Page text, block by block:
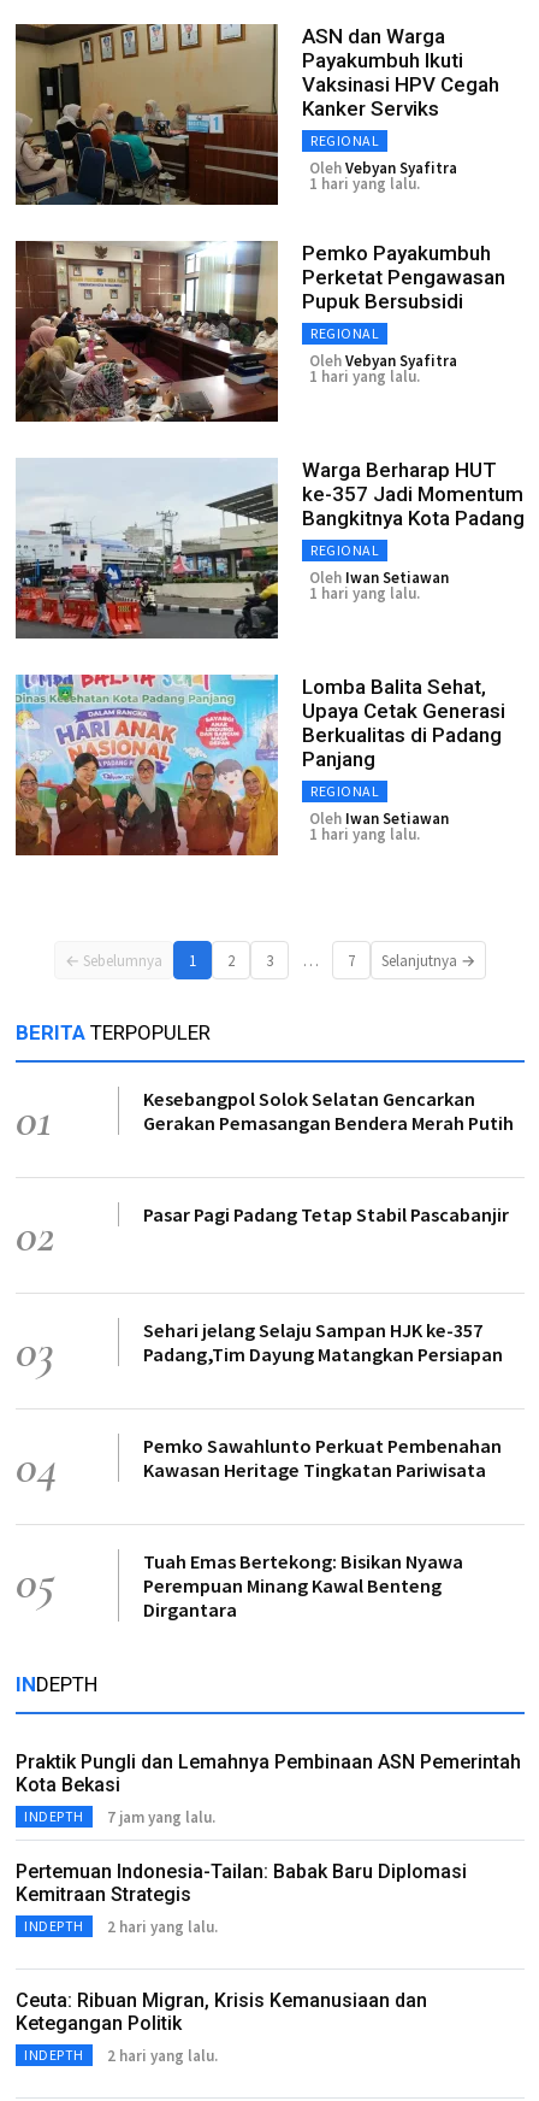
ASN dan Warga
Payakumbuh Ikuti
Vaksinasi HPV Cegah
Kanker Serviks
REGIONAL
OlehVebyan Syafitra
1 hari yang lalu.
Pemko Payakumbuh
Perketat Pengawasan
Pupuk Bersubsidi
REGIONAL
OlehVebyan Syafitra
1 hari yang lalu.
Warga Berharap HUT
ke-357 Jadi Momentum
Bangkitnya Kota Padang
REGIONAL
Oleh Iwan Setiawan
1 hari yang lalu.
Lomba Balita Sehat,
Upaya Cetak Generasi
Berkualitas di Padang
Panjang
REGIONAL
Oleh Iwan Setiawan
1 hari yang lalu.
← Sebelumnya 1 2 3 … 7 Selanjutnya →
BERITA TERPOPULER
01
Kesebangpol Solok Selatan Gencarkan
Gerakan Pemasangan Bendera Merah Putih
02 Pasar Pagi Padang Tetap Stabil Pascabanjir
03
Sehari jelang Selaju Sampan HJK ke-357
Padang,Tim Dayung Matangkan Persiapan
04
Pemko Sawahlunto Perkuat Pembenahan
Kawasan Heritage Tingkatan Pariwisata
05
Tuah Emas Bertekong: Bisikan Nyawa
Perempuan Minang Kawal Benteng
Dirgantara
INDEPTH
Praktik Pungli dan Lemahnya Pembinaan ASN Pemerintah
Kota Bekasi
INDEPTH 7 jam yang lalu.
Pertemuan Indonesia-Tailan: Babak Baru Diplomasi
Kemitraan Strategis
INDEPTH 2 hari yang lalu.
Ceuta: Ribuan Migran, Krisis Kemanusiaan dan
Ketegangan Politik
INDEPTH 2 hari yang lalu.